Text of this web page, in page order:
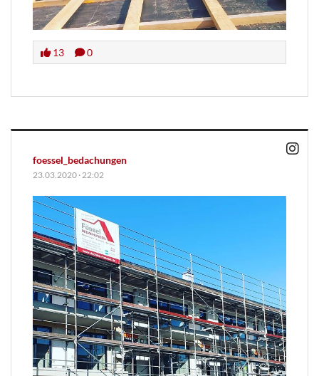
13 0
foessel_bedachungen
23.03.2020 · 22:02